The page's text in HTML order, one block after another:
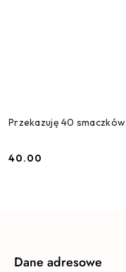
Przekazuję 40 smaczków
Cena:
40.00
Dane adresowe